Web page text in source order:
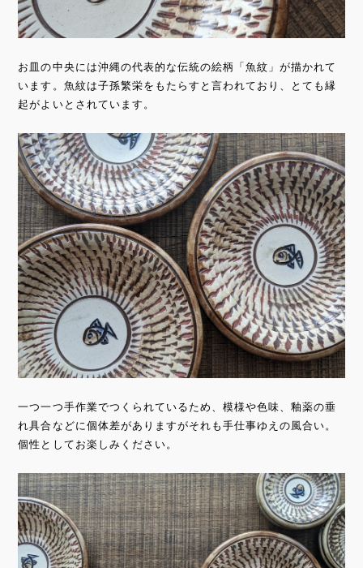
お皿の中央には沖縄の代表的な伝統の絵柄「魚紋」が描かれて
います。魚紋は子孫繁栄をもたらすと言われており、とても縁
起がよいとされています。
一つ一つ手作業でつくられているため、模様や色味、釉薬の垂
れ具合などに個体差がありますがそれも手仕事ゆえの風合い。
個性としてお楽しみください。